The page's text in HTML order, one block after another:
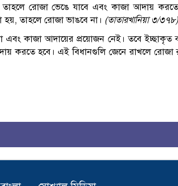
তাহলে রোজা ভেঙে যাবে এবং কাজা আদায়
হয়, তাহলে রোজা ভাঙবে না। (তাতারখানিয়া ৩/৩৭৮)
এবং কাজা আদায়ের প্রয়োজন নেই। তবে ইচ্ছাকৃত
করতে হবে। এই বিধানগুলি জেনে রাখলে রোজা